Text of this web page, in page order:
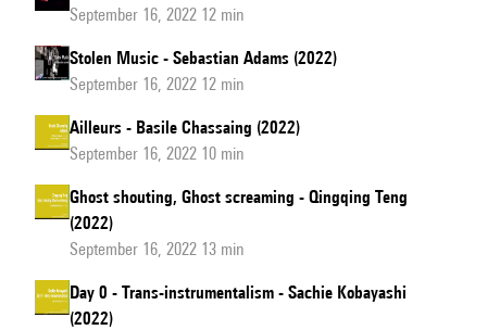
September 16, 2022 12 min
Stolen Music - Sebastian Adams (2022)
September 16, 2022 12 min
Ailleurs - Basile Chassaing (2022)
September 16, 2022 10 min
Ghost shouting, Ghost screaming - Qingqing Teng
(2022)
September 16, 2022 13 min
Day 0 - Trans-instrumentalism - Sachie Kobayashi
(2022)